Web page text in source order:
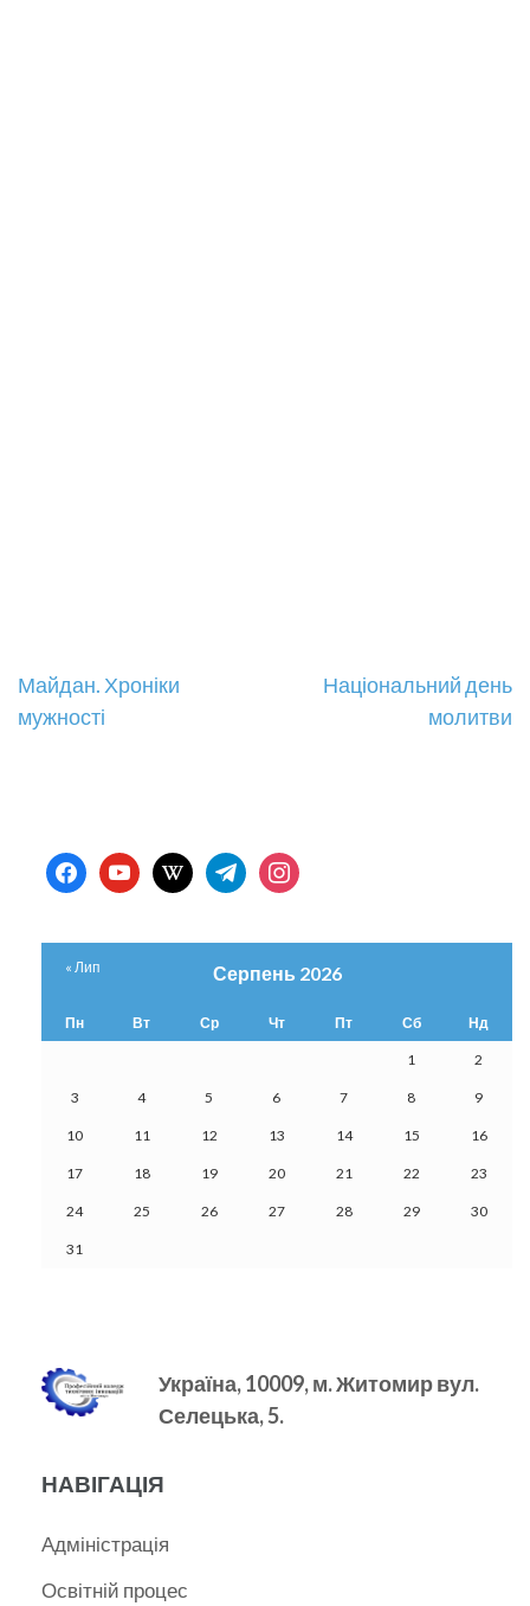
Навігація
записів
Майдан. Хроніки
мужності
Національний день
молитви
facebookyoutubewikipediatelegraminstagram
Серпень 2026
Пн Вт Ср Чт Пт Сб Нд
1 2
3 4 5 6 7 8 9
10 11 12 13 14 15 16
17 18 19 20 21 22 23
24 25 26 27 28 29 30
31
« Лип
Україна, 10009, м.Житомир вул.
Селецька, 5.
НАВІГАЦІЯ
Адміністрація
Освітній процес